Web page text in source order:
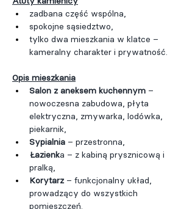
zadbana część wspólna,
spokojne sąsiedztwo,
tylko dwa mieszkania w klatce –
kameralny charakter i prywatność.
Opis mieszkania
Salon z aneksem kuchennym –
nowoczesna zabudowa, płyta
elektryczna, zmywarka, lodówka,
piekarnik,
Sypialnia – przestronna,
Łazienka – z kabiną prysznicową i
pralką,
Korytarz – funkcjonalny układ,
prowadzący do wszystkich
pomieszczeń.